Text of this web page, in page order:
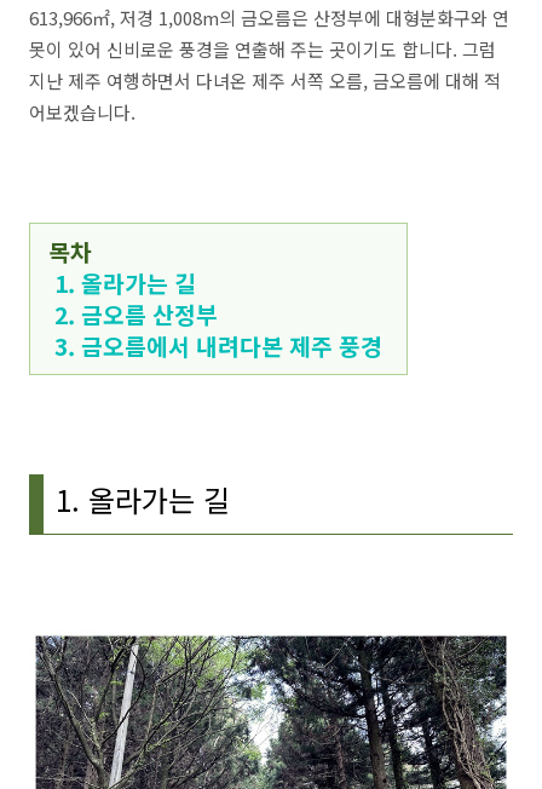
613,966㎡, 저경 1,008m의 금오름은 산정부에 대형분화구와 연
못이 있어 신비로운 풍경을 연출해 주는 곳이기도 합니다. 그럼
지난 제주 여행하면서 다녀온 제주 서쪽 오름, 금오름에 대해 적
어보겠습니다.
목차
1. 올라가는 길
2. 금오름 산정부
3. 금오름에서 내려다본 제주 풍경
1. 올라가는 길